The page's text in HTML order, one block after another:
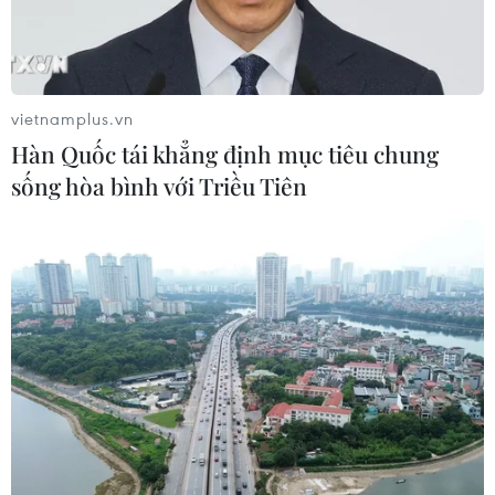
Trung Quốc tăng cường trấn áp tội
phạm có tổ chức
04/08/2026 14:24
trẻ mắc ung thư
04/08/2026 14:10
Hàn Quốc ban hành cảnh báo nắng
nóng cao nhất tại thủ đô Seoul
04/08/2026 12:37
vietnamplus.vn
Hàn Quốc tái khẳng định mục tiêu chung
sống hòa bình với Triều Tiên